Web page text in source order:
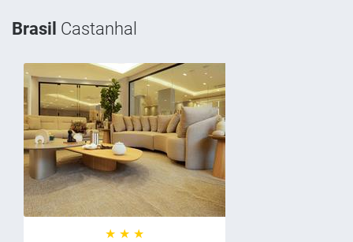
Brasil Castanhal
★ ★ ★